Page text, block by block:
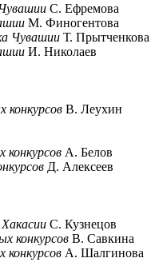
С. Ефремова
М. Финогентова
Чувашии Т. Прытченкова
И. Николаев
В. Леухин
А. Белов
Д. Алексеев
С. Кузнецов
конкурсов В. Савкина
А. Шалгинова